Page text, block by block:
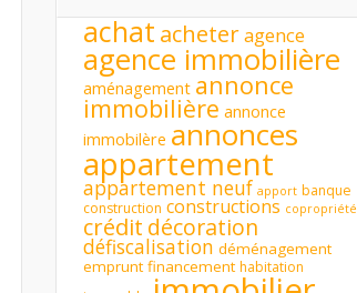
achat acheteragence
agence immobilière
aménagement annonce
immobilière annonce
immobilère annonces
appartement
appartement neuf apport banque
construction constructions copropriété
crédit décoration
défiscalisation déménagement
emprunt financement habitation